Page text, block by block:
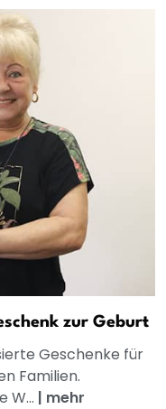
zur Geburt
Geschenke für
Familien.
W... | mehr